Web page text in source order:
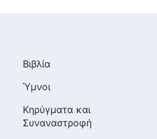
Βιβλία
Ύμνοι
Κηρύγματα και
Συναναστροφή